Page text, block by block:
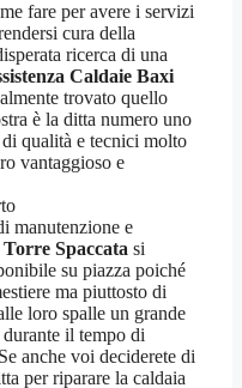
fare per avere i servizi
cura della
ricerca di una
Caldaie Baxi
trovato quello
è la ditta numero uno
qualità e tecnici molto
vantaggioso e
manutenzione e
Spaccata si
su piazza poiché
ma piuttosto di
loro spalle un grande
il tempo di
anche voi deciderete di
per riparare la caldaia